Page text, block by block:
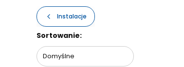
Instalacje
Lista produktów
Sortowanie:
Domyślne